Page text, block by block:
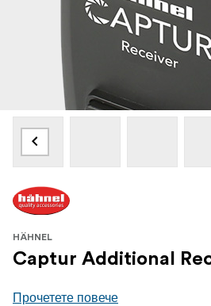
HÄHNEL
Captur Additional
Прочетете повече